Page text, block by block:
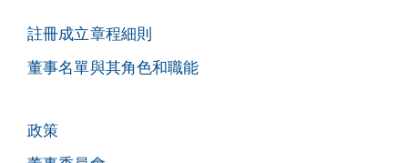
註冊成立章程細則
董事名單與其角色和職能
政策